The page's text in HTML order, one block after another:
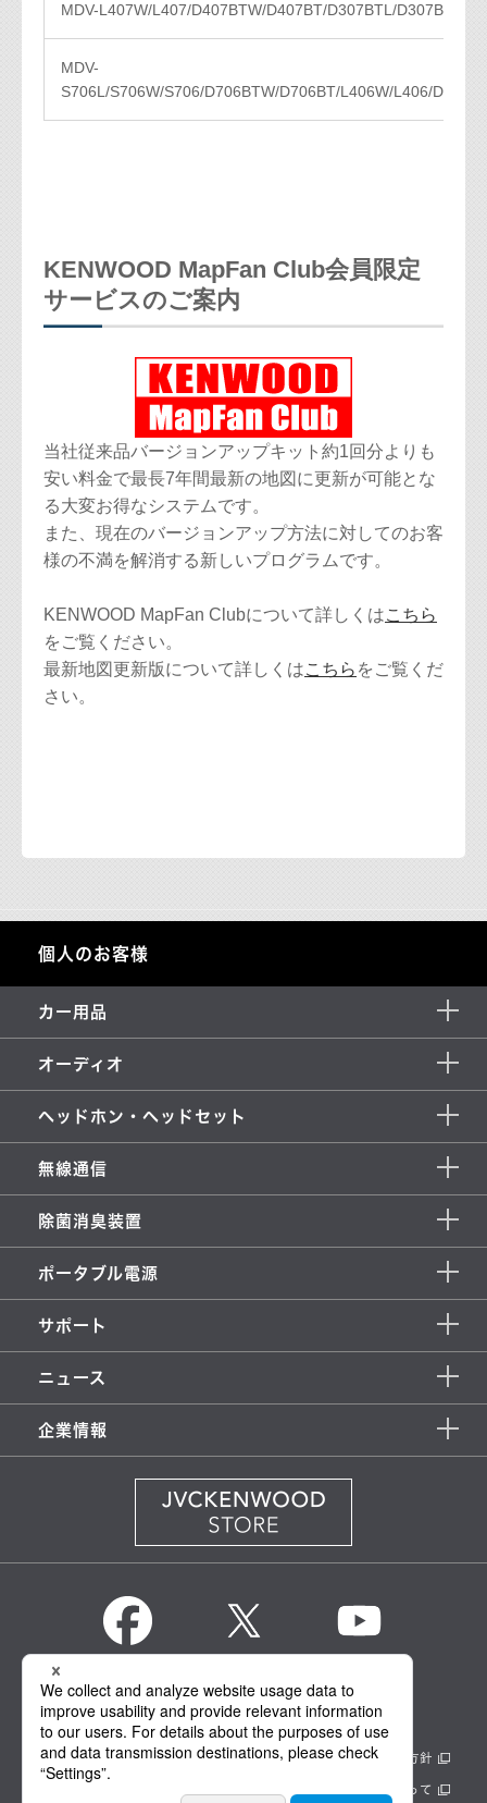
MDV-L407W/L407/D407BTW/D407BT/D307BTL/D307BTW/
MDV-
S706L/S706W/S706/D706BTW/D706BT/L406W/L406/
KENWOOD MapFan Club会員限定
サービスのご案内
当社従来品バージョンアップキット約1回分よりも
安い料金で最長7年間最新の地図に更新が可能とな
る大変お得なシステムです。
また、現在のバージョンアップ方法に対してのお客
様の不満を解消する新しいプログラムです。
KENWOOD MapFan Clubについて詳しくはこちら
をご覧ください。
最新地図更新版について詳しくはこちら をご覧くだ
さい。
個人のお客様
カー用品
オーディオ
ヘッドホン・ヘッドセット
無線通信
除菌消臭装置
ポータブル電源
サポート
ニュース
企業情報
KENWOOD Global
情報セキュリティ基本方針 製品安全に関する基本方針
サイトのご利用にあたって